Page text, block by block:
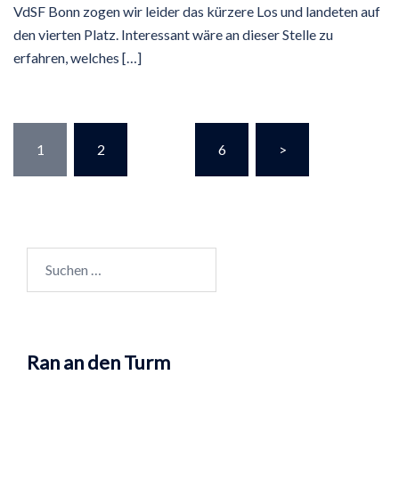
VdSF Bonn zogen wir leider das kürzere Los und landeten auf
den vierten Platz. Interessant wäre an dieser Stelle zu
erfahren, welches […]
der
Beiträge
1 2 6 >
nach:
Ran an den Turm